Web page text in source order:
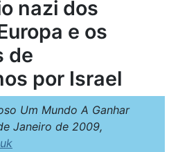
nazi dos
e os
de
por Israel
Um Mundo A Ganhar
Janeiro de 2009,